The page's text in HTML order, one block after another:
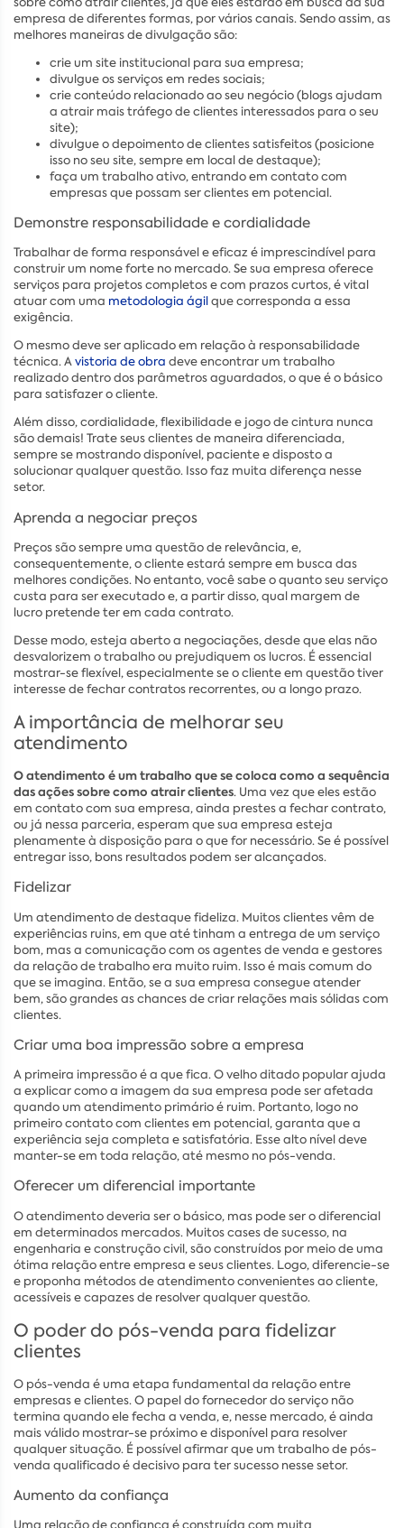
empresa de diferentes formas, por vários canais. Sendo assim, as
melhores maneiras de divulgação são:
crie um site institucional para sua empresa;
divulgue os serviços em redes sociais;
crie conteúdo relacionado ao seu negócio (blogs ajudam
a atrair mais tráfego de clientes interessados para o seu
site);
divulgue o depoimento de clientes satisfeitos (posicione
isso no seu site, sempre em local de destaque);
faça um trabalho ativo, entrando em contato com
empresas que possam ser clientes em potencial.
Demonstre responsabilidade e cordialidade
Trabalhar de forma responsável e eficaz é imprescindível para
construir um nome forte no mercado. Se sua empresa oferece
serviços para projetos completos e com prazos curtos, é vital
atuar com uma metodologia ágilque corresponda a essa
exigência.
O mesmo deve ser aplicado em relação à responsabilidade
técnica. Avistoria de obra deve encontrar um trabalho
realizado dentro dos parâmetros aguardados, o que é o básico
para satisfazer o cliente.
Além disso, cordialidade, flexibilidade e jogo de cintura nunca
são demais! Trate seus clientes de maneira diferenciada,
sempre se mostrando disponível, paciente e disposto a
solucionar qualquer questão. Isso faz muita diferença nesse
setor.
Aprenda a negociar preços
Preços são sempre uma questão de relevância, e,
consequentemente, o cliente estará sempre em busca das
melhores condições. No entanto, você sabe o quanto seu serviço
custa para ser executado e, a partir disso, qual margem de
lucro pretende ter em cada contrato.
Desse modo, esteja aberto a negociações, desde que elas não
desvalorizem o trabalho ou prejudiquem os lucros. É essencial
mostrar-se flexível, especialmente se o cliente em questão tiver
interesse de fechar contratos recorrentes, ou a longo prazo.
A importância de melhorar seu
atendimento
O atendimento é um trabalho que se coloca como a sequência
das ações sobre como atrair clientes. Uma vez que eles estão
em contato com sua empresa, ainda prestes a fechar contrato,
ou já nessa parceria, esperam que sua empresa esteja
plenamente à disposição para o que for necessário. Se é possível
entregar isso, bons resultados podem ser alcançados.
Fidelizar
Um atendimento de destaque fideliza. Muitos clientes vêm de
experiências ruins, em que até tinham a entrega de um serviço
bom, mas a comunicação com os agentes de venda e gestores
da relação de trabalho era muito ruim. Isso é mais comum do
que se imagina. Então, se a sua empresa consegue atender
bem, são grandes as chances de criar relações mais sólidas com
clientes.
Criar uma boa impressão sobre a empresa
A primeira impressão é a que fica. O velho ditado popular ajuda
a explicar como a imagem da sua empresa pode ser afetada
quando um atendimento primário é ruim. Portanto, logo no
primeiro contato com clientes em potencial, garanta que a
experiência seja completa e satisfatória. Esse alto nível deve
manter-se em toda relação, até mesmo no pós-venda.
Oferecer um diferencial importante
O atendimento deveria ser o básico, mas pode ser o diferencial
em determinados mercados. Muitos cases de sucesso, na
engenharia e construção civil, são construídos por meio de uma
ótima relação entre empresa e seus clientes. Logo, diferencie-se
e proponha métodos de atendimento convenientes ao cliente,
acessíveis e capazes de resolver qualquer questão.
O poder do pós-venda para fidelizar
clientes
O pós-venda é uma etapa fundamental da relação entre
empresas e clientes. O papel do fornecedor do serviço não
termina quando ele fecha a venda, e, nesse mercado, é ainda
mais válido mostrar-se próximo e disponível para resolver
qualquer situação. É possível afirmar que um trabalho de pós-
venda qualificado é decisivo para ter sucesso nesse setor.
Aumento da confiança